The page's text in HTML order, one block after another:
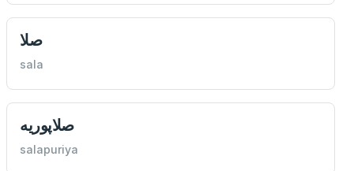
صلا
sala
صلاپوريه
salapuriya